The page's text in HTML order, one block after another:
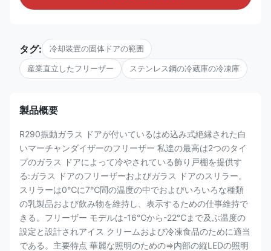
タグ: 冷却装置の固体ドアの範囲
産業直立したフリーザー ステンレス鋼の冷蔵庫の冷凍庫
製品概要
R290振動ガラス ドアが付いているはめ込み式絶縁された白
いマーチャンダイザーのフリーザー 私達の最高は2つのタイ
プのガラス ドアによって冷やされている飾り戸棚を提供す
る:ガラス ドアのフリーザーおよびガラス ドアのスリラー。
スリラーは0℃に7℃間の温度の中でおよびいろいろな種類
の乳製品および飲み物を維持し、表示するための仕事維持で
きる。フリーザー モデルは-16℃から-22℃まで及ぶ温度の
設定と設計されアイス クリームおよび冷凍食品のために適当
である。主要特点 華麗な照明のための⇒内部の縦LEDの照明